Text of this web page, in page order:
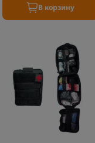
В корзину